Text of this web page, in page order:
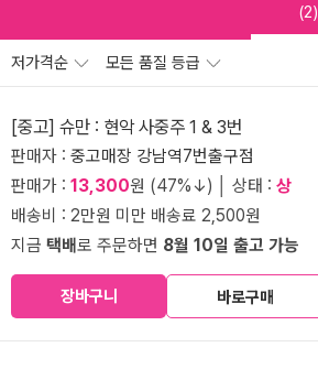
(2)
저가격순 모든 품질 등급
[중고] 슈만 : 현악 사중주 1 & 3번
판매자 : 중고매장 강남역7번출구점
판매가 : 13,300원 (47%↓) │ 상태 : 상
배송비 : 2만원 미만 배송료 2,500원
지금 택배로 주문하면 8월 10일 출고 가능
장바구니 바로구매